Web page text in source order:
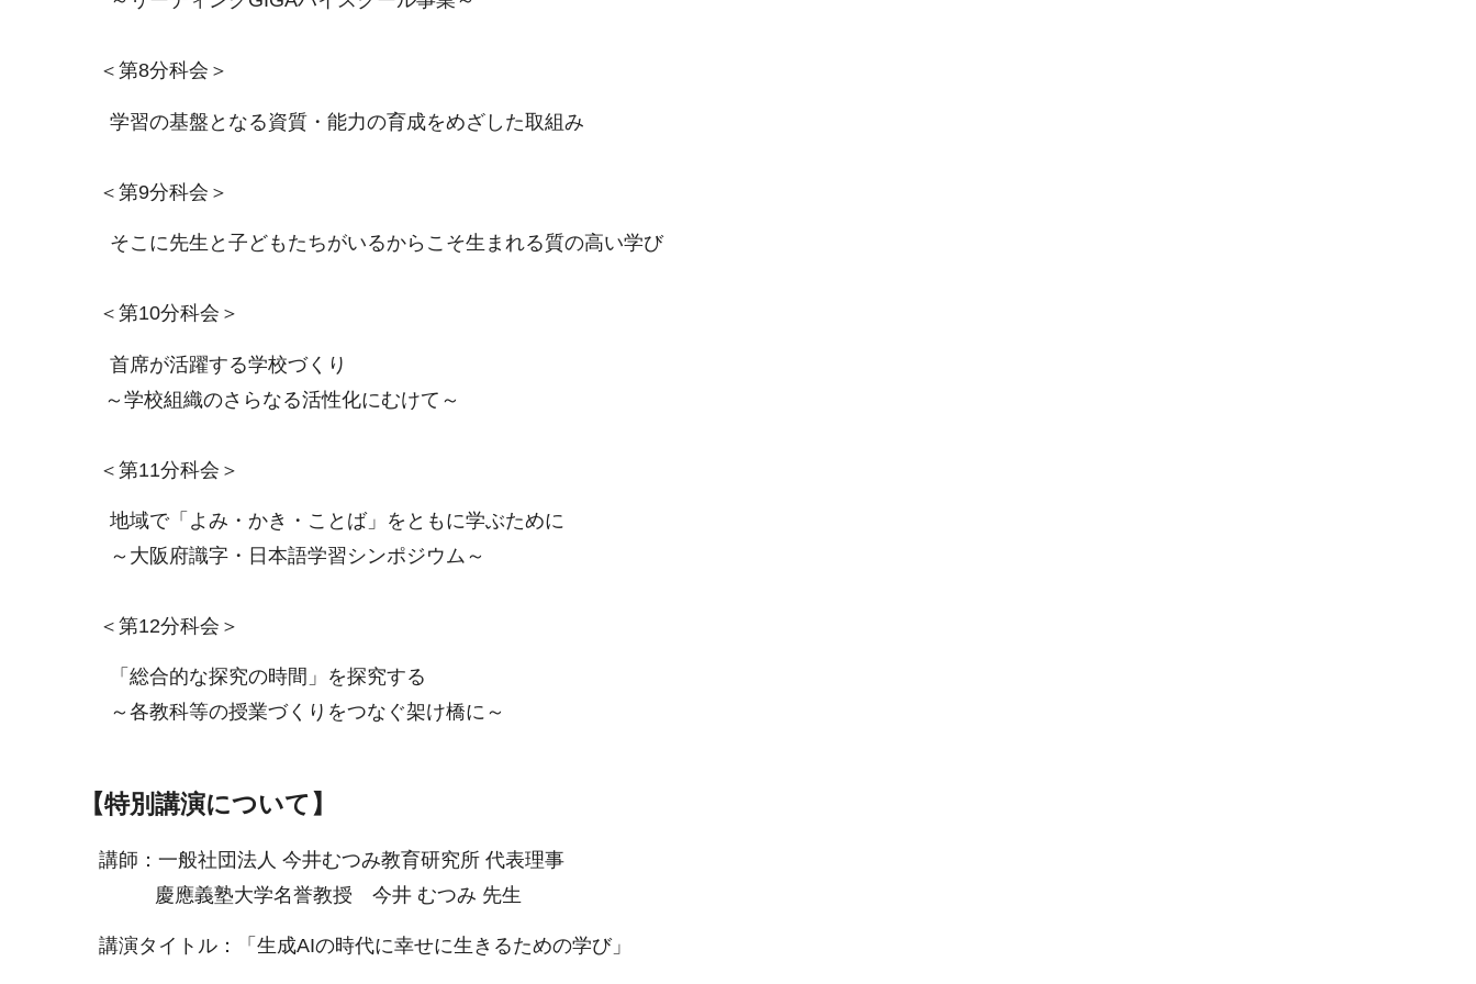
＜第8分科会＞
学習の基盤となる資質・能力の育成をめざした取組み
＜第9分科会＞
そこに先生と子どもたちがいるからこそ生まれる質の高い学び
＜第10分科会＞
首席が活躍する学校づくり
～学校組織のさらなる活性化にむけて～
＜第11分科会＞
地域で「よみ・かき・ことば」をともに学ぶために
～大阪府識字・日本語学習シンポジウム～
＜第12分科会＞
「総合的な探究の時間」を探究する
～各教科等の授業づくりをつなぐ架け橋に～
【特別講演について】
講師：一般社団法人 今井むつみ教育研究所 代表理事
慶應義塾大学名誉教授 今井 むつみ 先生
講演タイトル：「生成AIの時代に幸せに生きるための学び」